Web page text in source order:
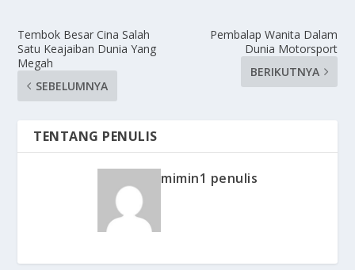
Tembok Besar Cina Salah
Satu Keajaiban Dunia Yang
Megah
SEBELUMNYA
Pembalap Wanita Dalam
Dunia Motorsport
BERIKUTNYA
TENTANG PENULIS
mimin1 penulis